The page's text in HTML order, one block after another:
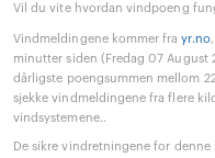
Vil du vite hvordan vindpoeng
Vindmeldingene kommer frayr.no
minutter siden (Fredag 07 August
dårligste poengsummen mellom
sjekke vindmeldingene fra flere
vindsystemene..
De sikre vindretningene for denne